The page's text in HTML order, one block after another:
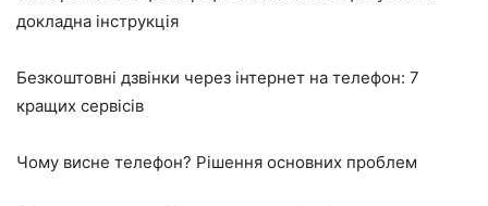
докладна інструкція
Безкоштовні дзвінки через інтернет на телефон: 7
кращих сервісів
Чому висне телефон? Рішення основних проблем